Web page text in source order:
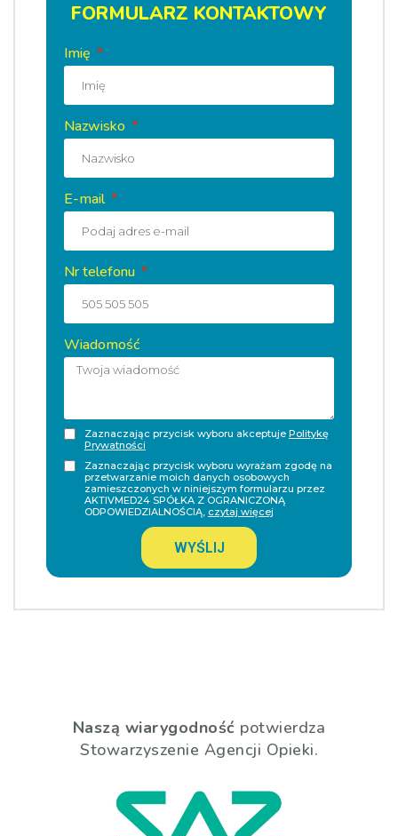
FORMULARZ KONTAKTOWY
Imię
Nazwisko
E-mail
Nr telefonu
Wiadomość
Zaznaczając przycisk wyboru akceptuje Politykę
Prywatności
Zaznaczając przycisk wyboru wyrażam zgodę na
przetwarzanie moich danych osobowych
zamieszczonych w niniejszym formularzu przez
AKTIVMED24 SPÓŁKA Z OGRANICZONĄ
ODPOWIEDZIALNOŚCIĄ, czytaj więcej
WYŚLIJ
Naszą wiarygodność potwierdza
Stowarzyszenie Agencji Opieki.